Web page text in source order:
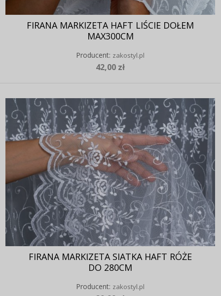
FIRANA MARKIZETA HAFT LIŚCIE DOŁEM
MAX300CM
Producent: zakostyl.pl
42,00 zł
FIRANA MARKIZETA SIATKA HAFT RÓŻE
DO 280CM
Producent: zakostyl.pl